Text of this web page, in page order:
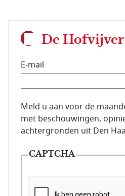
De Hofvijver
E-mail
E-mailadres van de
Meld u aan voor de
met beschouwingen,
achtergronden uit Den
CAPTCHA